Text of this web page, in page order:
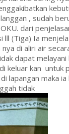
, sudah
dari
lll (Tiga) Ia
di aliri air
dapat melayani
keluar kan untuk
lapangan maka
tidak